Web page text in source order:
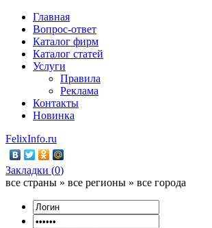
Главная
Вопрос-ответ
Каталог фирм
Каталог статей
Услуги
Правила
Реклама
Контакты
Новинка
FelixInfo.ru
Закладки (0)
все страны » все регионы » все города